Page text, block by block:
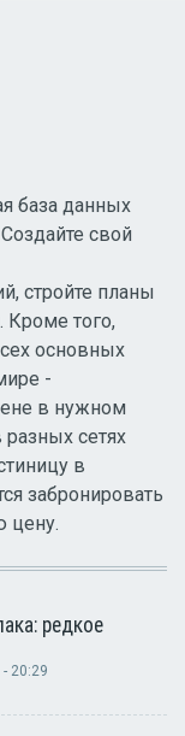
база данных
свой
стройте планы
Кроме того,
основных
-
в нужном
сетях
в
забронировать
цену.
редкое
20:29